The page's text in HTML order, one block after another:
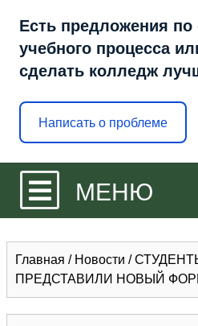
Есть предложения по
учебного процесса
сделать колледж
Написать о проблеме
МЕНЮ
Главная / Новости /
ПРЕДСТАВИЛИ НОВЫЙ